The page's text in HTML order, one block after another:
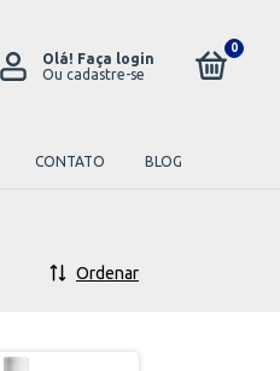
Olá! Faça login
Ou cadastre-se
0
CONTATO BLOG
Ordenar